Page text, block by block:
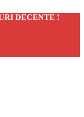
DECENTE !